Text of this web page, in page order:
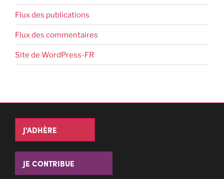
Flux des publications
Flux des commentaires
Site de WordPress-FR
J'ADHÈRE
JE CONTRIBUE